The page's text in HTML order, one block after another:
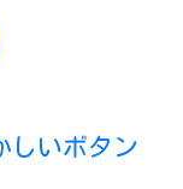
しいボタン